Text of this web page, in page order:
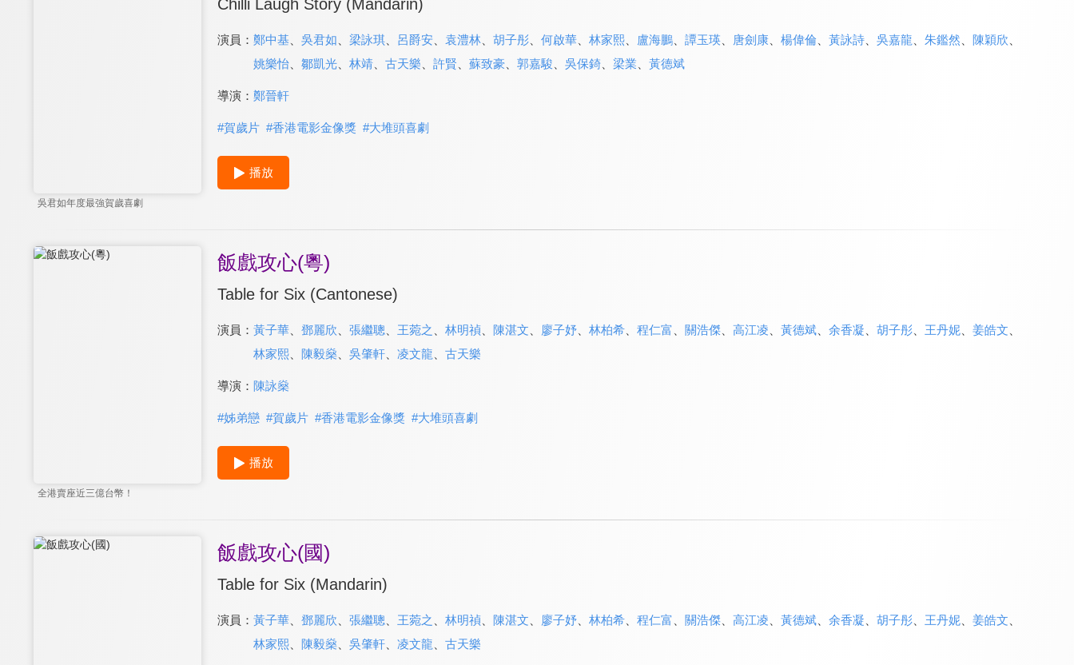
吳君如年度最強賀歲喜劇
Chilli Laugh Story (Mandarin)
演員： 鄭中基 吳君如 梁詠琪、 呂爵安 袁澧林、 胡子彤、 何啟華、 林家熙、 盧海鵬、 譚玉瑛、 唐劍康、 楊偉倫、 黃詠詩、 吳嘉龍 朱鑑然 陳穎欣
姚樂怡、 鄒凱光、 林靖、 古天樂 許賢 蘇致豪 郭嘉駿 吳保錡、 梁業 黃德斌
導演： 鄭晉軒
#賀歲片 #香港電影金像獎 #大堆頭喜劇
播放
全港賣座近三億台幣！
飯戲攻心(粵)
Table for Six (Cantonese)
演員： 黃子華、 鄧麗欣 張繼聰 王菀之 林明禎、 陳湛文 廖子妤、 林柏希、 程仁富 關浩傑、 高江凌 黃德斌、 余香凝 胡子彤、 王丹妮、 姜皓文
林家熙、 陳毅燊、 吳肇軒、 凌文龍 古天樂
導演： 陳詠燊
#姊弟戀 #賀歲片 #香港電影金像獎 #大堆頭喜劇
播放
飯戲攻心(國)
Table for Six (Mandarin)
演員： 黃子華、 鄧麗欣 張繼聰 王菀之 林明禎、 陳湛文 廖子妤、 林柏希、 程仁富 關浩傑、 高江凌 黃德斌、 余香凝 胡子彤、 王丹妮、 姜皓文
林家熙、 陳毅燊、 吳肇軒、 凌文龍 古天樂